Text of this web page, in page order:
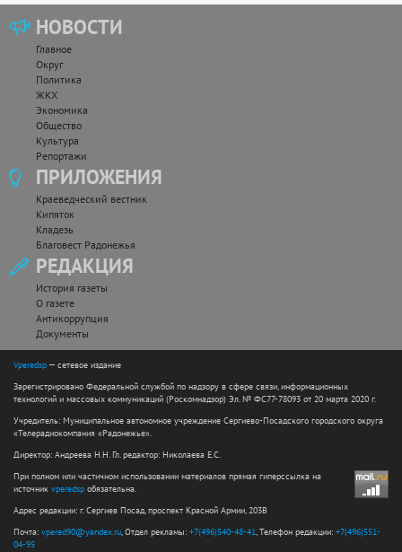
НОВОСТИ
Главное
Округ
Политика
ЖКХ
Экономика
Общество
Культура
Репортажи
ПРИЛОЖЕНИЯ
Краеведческий вестник
Кипяток
Кладезь
Благовест Радонежья
РЕДАКЦИЯ
История газеты
О газете
Антикоррупция
Документы
Vperedsp — сетевое издание
Зарегистрировано Федеральной службой по надзору в сфере связи, информационных
технологий и массовых коммуникаций (Роскомнадзор) Эл. № ФС77-78093 от 20 марта 2020 г.
Учредитель: Муниципальное автономное учреждение Сергиево-Посадского городского округа
«Телерадиокомпания «Радонежье».
Директор: Андреева Н.Н. Гл. редактор: Николаева Е.С.
При полном или частичном использовании материалов прямая гиперссылка на
источник vperedsp обязательна.
Адрес редакции: г. Сергиев Посад, проспект Красной Армии, 203В
Почта: vpered90@yandex.ru, Отдел рекламы: +7(496)540-48-41, Телефон редакции: +7(496)551-
04-95